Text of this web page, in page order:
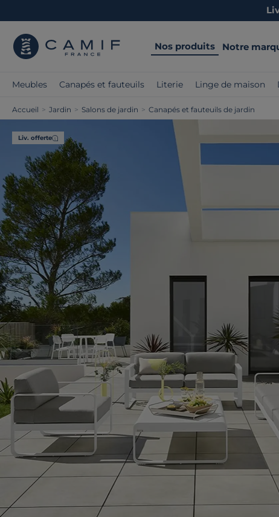
Nos produits Notre
Meubles Canapés et fauteuils Literie Linge de maison
Accueil > Jardin > Salons de jardin > Canapés et fauteuils de jardin
Liv. offerte